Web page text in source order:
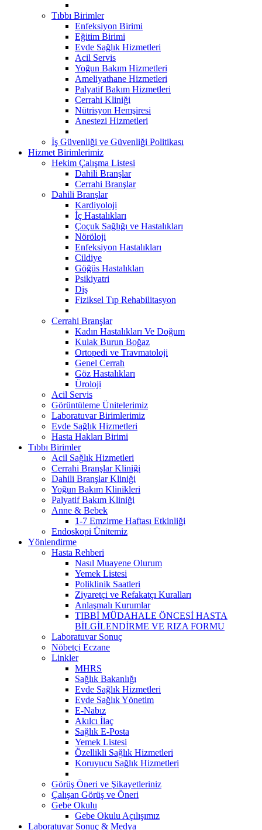
Tıbbı Birimler
Enfeksiyon Birimi
Eğitim Birimi
Evde Sağlık Hizmetleri
Acil Servis
Yoğun Bakım Hizmetleri
Ameliyathane Hizmetleri
Palyatif Bakım Hizmetleri
Cerrahi Kliniği
Nütrisyon Hemşiresi
Anestezi Hizmetleri
İş Güvenliği ve Güvenliği Politikası
Hizmet Birimlerimiz
Hekim Çalışma Listesi
Dahili Branşlar
Cerrahi Branşlar
Dahili Branşlar
Kardiyoloji
İç Hastalıkları
Çoçuk Sağlığı ve Hastalıkları
Nöröloji
Enfeksiyon Hastalıkları
Cildiye
Göğüs Hastalıkları
Psikiyatri
Diş
Fiziksel Tıp Rehabilitasyon
Cerrahi Branşlar
Kadın Hastalıkları Ve Doğum
Kulak Burun Boğaz
Ortopedi ve Travmatoloji
Genel Cerrah
Göz Hastalıkları
Üroloji
Acil Servis
Görüntüleme Ünitelerimiz
Laboratuvar Birimlerimiz
Evde Sağlık Hizmetleri
Hasta Hakları Birimi
Tıbbı Birimler
Acil Sağlık Hizmetleri
Cerrahi Branşlar Kliniği
Dahili Branşlar Kliniği
Yoğun Bakım Klinikleri
Palyatif Bakım Kliniği
Anne & Bebek
1-7 Emzirme Haftası Etkinliği
Endoskopi Ünitemiz
Yönlendirme
Hasta Rehberi
Nasıl Muayene Olurum
Yemek Listesi
Poliklinik Saatleri
Ziyaretçi ve Refakatçı Kuralları
Anlaşmalı Kurumlar
TIBBİ MÜDAHALE ÖNCESİ HASTA
BİLGİLENDİRME VE RIZA FORMU
Laboratuvar Sonuç
Nöbetçi Eczane
Linkler
MHRS
Sağlık Bakanlığı
Evde Sağlık Hizmetleri
Evde Sağlık Yönetim
E-Nabız
Akılcı İlaç
Sağlık E-Posta
Yemek Listesi
Özellikli Sağlık Hizmetleri
Koruyucu Sağlık Hizmetleri
Görüş Öneri ve Şikayetleriniz
Çalışan Görüş ve Öneri
Gebe Okulu
Gebe Okulu Açılışımız
Laboratuvar Sonuç & Medya